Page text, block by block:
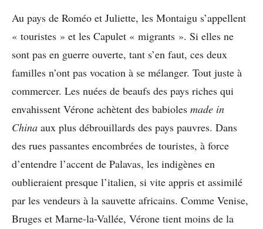
Au pays de Roméo et Juliette, les Montaigu s’appellent
« touristes » et les Capulet « migrants ». Si elles ne
sont pas en guerre ouverte, tant s’en faut, ces deux
familles n’ont pas vocation à se mélanger. Tout juste à
commercer. Les nuées de beaufs des pays riches qui
envahissent Vérone achètent des babioles made in
China aux plus débrouillards des pays pauvres. Dans
des rues passantes encombrées de touristes, à force
d’entendre l’accent de Palavas, les indigènes en
oublieraient presque l’italien, si vite appris et assimilé
par les vendeurs à la sauvette africains. Comme Venise,
Bruges et Marne-la-Vallée, Vérone tient moins de la